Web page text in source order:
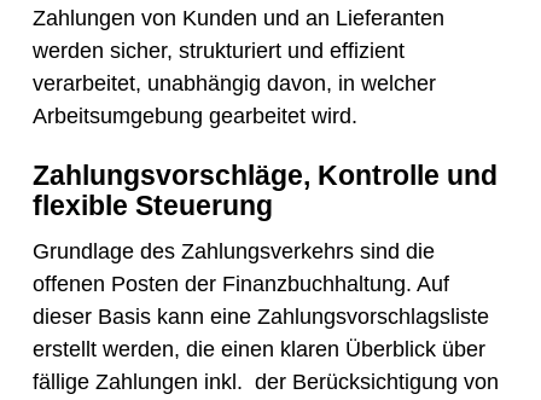
Zahlungen von Kunden und an Lieferanten
werden sicher, strukturiert und effizient
verarbeitet, unabhängig davon, in welcher
Arbeitsumgebung gearbeitet wird.
Zahlungsvorschläge, Kontrolle und
flexible Steuerung
Grundlage des Zahlungsverkehrs sind die
offenen Posten der Finanzbuchhaltung. Auf
dieser Basis kann eine Zahlungsvorschlagsliste
erstellt werden, die einen klaren Überblick über
fällige Zahlungen inkl. der Berücksichtigung von